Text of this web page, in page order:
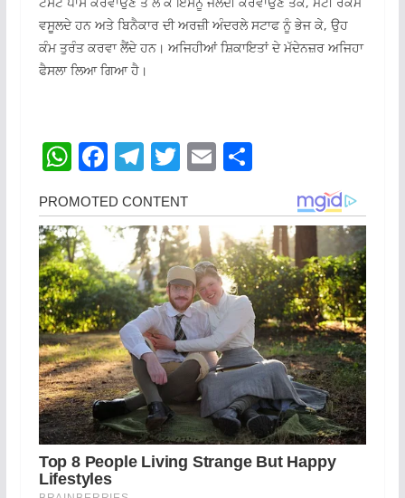
ਵਸੂਲਦੇ ਹਨ ਅਤੇ ਬਿਨੈਕਾਰ ਦੀ ਅਰਜ਼ੀ ਅੰਦਰਲੇ ਸਟਾਫ ਨੂੰ ਭੇਜ ਕੇ, ਉਹ
ਕੰਮ ਤੁਰੰਤ ਕਰਵਾ ਲੈਂਦੇ ਹਨ। ਅਜਿਹੀਆਂ ਸ਼ਿਕਾਇਤਾਂ ਦੇ ਮੱਦੇਨਜ਼ਰ ਅਜਿਹਾ
ਫੈਸਲਾ ਲਿਆ ਗਿਆ ਹੈ।
W
at
s
A
p
p
F
c
e
b
o
o
k
T
e
gr
a
m
T
itt
er
E
ai
l
S
ar
e